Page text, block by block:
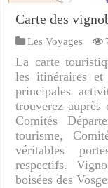
Carte des
Les Voyages
La carte
les itinéraires
principales
trouverez auprès
Comités
tourisme,
véritables
respectifs.
boisées des